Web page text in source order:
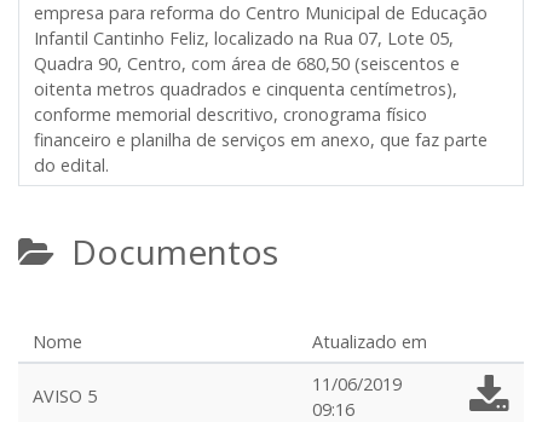
empresa para reforma do Centro Municipal de Educação
Infantil Cantinho Feliz, localizado na Rua 07, Lote 05,
Quadra 90, Centro, com área de 680,50 (seiscentos e
oitenta metros quadrados e cinquenta centímetros),
conforme memorial descritivo, cronograma físico
financeiro e planilha de serviços em anexo, que faz parte
do edital.
Documentos
Nome Atualizado em
AVISO 5
11/06/2019
09:16